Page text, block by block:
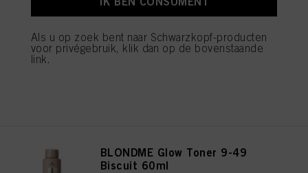
BLONDME Glow Toner 8-46
Hazelnut 60ml
ID-nr. 3007932
BLONDME Glow Toner 9-49
Biscuit 60ml
Als u op zoek bent naar Schwarzkopf-producten
voor privégebruik, klik dan op de bovenstaande
link.